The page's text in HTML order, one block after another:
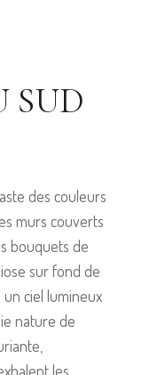
SUD
des couleurs
murs couverts
bouquets de
sur fond de
ciel lumineux
nature de
les